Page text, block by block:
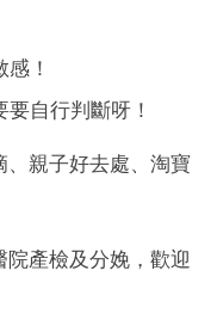
！
自行判斷呀！
、親子好去處、淘寶
產檢及分娩，歡迎